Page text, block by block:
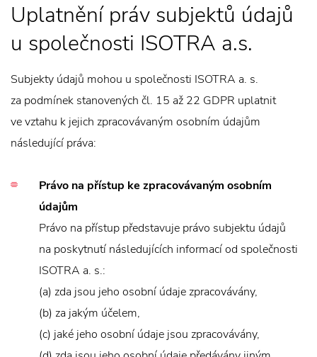
Uplatnění práv subjektů údajů
u společnosti ISOTRA a.s.
Subjekty údajů mohou u společnosti ISOTRA a. s.
za podmínek stanovených čl. 15 až 22 GDPR uplatnit
ve vztahu k jejich zpracovávaným osobním údajům
následující práva:
Právo na přístup ke zpracovávaným osobním
údajům
Právo na přístup představuje právo subjektu údajů
na poskytnutí následujících informací od společnosti
ISOTRA a. s.:
(a) zda jsou jeho osobní údaje zpracovávány,
(b) za jakým účelem,
(c) jaké jeho osobní údaje jsou zpracovávány,